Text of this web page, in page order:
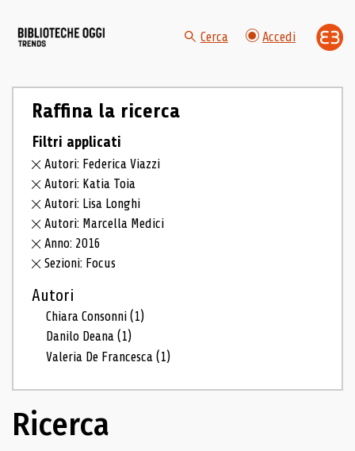
Cerca Accedi
Raffina la ricerca
Filtri applicati
Autori: Federica Viazzi
Autori: Katia Toia
Autori: Lisa Longhi
Autori: Marcella Medici
Anno: 2016
Sezioni: Focus
Autori
Chiara Consonni(1)
Danilo Deana(1)
Valeria De Francesca(1)
Ricerca